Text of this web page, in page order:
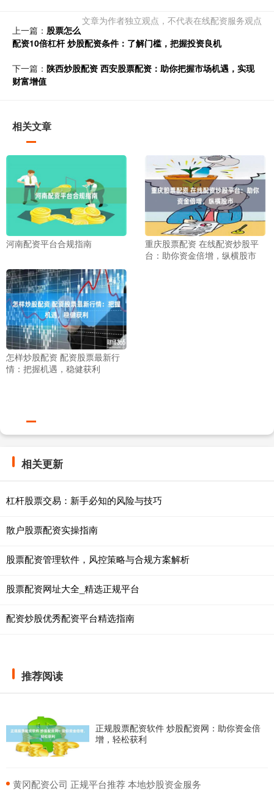
文章为作者独立观点，不代表在线配资服务观点
上一篇： 股票怎么
配资10倍杠杆 炒股配资条件：了解门槛，把握投资良机
下一篇： 陕西炒股配资 西安股票配资：助你把握市场机遇，实现
财富增值
相关文章
河南配资平台合规指南
重庆股票配资 在线配资炒股平
台：助你资金倍增，纵横股市
怎样炒股配资 配资股票最新行
情：把握机遇，稳健获利
相关更新
杠杆股票交易：新手必知的风险与技巧
散户股票配资实操指南
股票配资管理软件，风控策略与合规方案解析
股票配资网址大全_精选正规平台
配资炒股优秀配资平台精选指南
推荐阅读
正规股票配资软件 炒股配资网：助你资金倍
增，轻松获利
​黄冈配资公司 正规平台推荐 本地炒股资金服务